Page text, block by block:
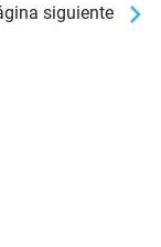
siguiente